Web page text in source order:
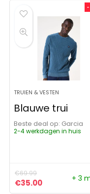
-
TRUIEN & VESTEN
Blauwe trui
Beste deal op:
Garcia
2-4 werkdagen in huis
€69.99
Oorspronkelijke
€35.00Huidige+ 3